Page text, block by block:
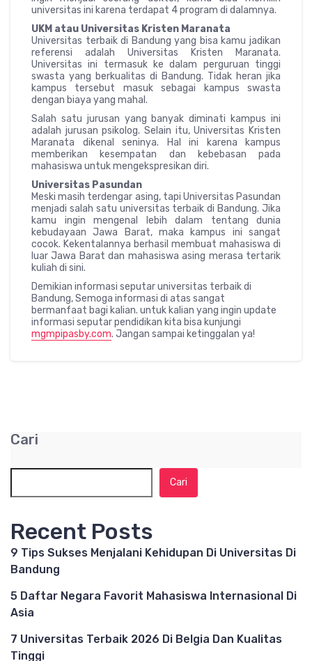
universitas ini karena terdapat 4 program di dalamnya.
UKM atau Universitas Kristen Maranata
Universitas terbaik di Bandung yang bisa kamu jadikan
referensi adalah Universitas Kristen Maranata.
Universitas ini termasuk ke dalam perguruan tinggi
swasta yang berkualitas di Bandung. Tidak heran jika
kampus tersebut masuk sebagai kampus swasta
dengan biaya yang mahal.
Salah satu jurusan yang banyak diminati kampus ini
adalah jurusan psikolog. Selain itu, Universitas Kristen
Maranata dikenal seninya. Hal ini karena kampus
memberikan kesempatan dan kebebasan pada
mahasiswa untuk mengekspresikan diri.
Universitas Pasundan
Meski masih terdengar asing, tapi Universitas Pasundan
menjadi salah satu universitas terbaik di Bandung. Jika
kamu ingin mengenal lebih dalam tentang dunia
kebudayaan Jawa Barat, maka kampus ini sangat
cocok. Kekentalannya berhasil membuat mahasiswa di
luar Jawa Barat dan mahasiswa asing merasa tertarik
kuliah di sini.
Demikian informasi seputar universitas terbaik di
Bandung, Semoga informasi di atas sangat
bermanfaat bagi kalian. untuk kalian yang ingin update
informasi seputar pendidikan kita bisa kunjungi
mgmpipasby.com. Jangan sampai ketinggalan ya!
Cari
Cari
Recent Posts
9 Tips Sukses Menjalani Kehidupan Di Universitas Di
Bandung
5 Daftar Negara Favorit Mahasiswa Internasional Di
Asia
7 Universitas Terbaik 2026 Di Belgia Dan Kualitas
Tinggi